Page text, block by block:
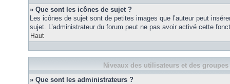
» Que sont les icônes de sujet ?
Les icônes de sujet sont de petites images que l’auteur peut
sujet. L’administrateur du forum peut ne pas avoir activé cette
Haut
Niveaux des utilisateurs et des
» Que sont les administrateurs ?